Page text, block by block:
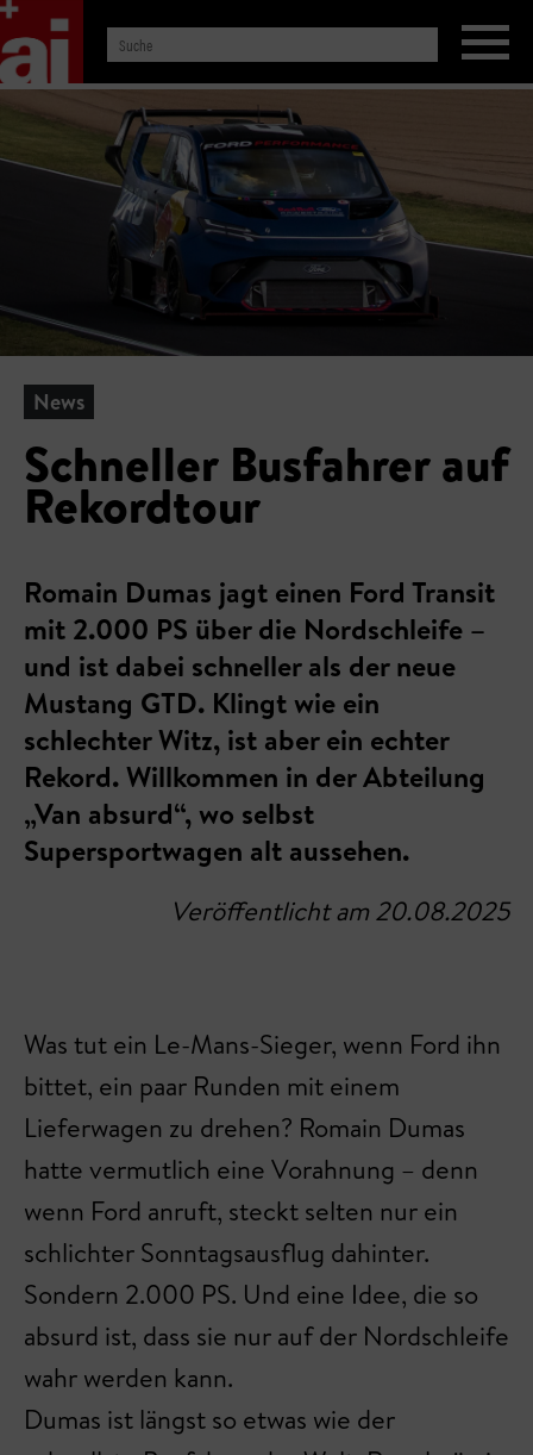
News
Schneller Busfahrer auf
Rekordtour
Romain Dumas jagt einen Ford Transit
mit 2.000 PS über die Nordschleife –
und ist dabei schneller als der neue
Mustang GTD. Klingt wie ein
schlechter Witz, ist aber ein echter
Rekord. Willkommen in der Abteilung
„Van absurd“, wo selbst
Supersportwagen alt aussehen.
Veröffentlicht am 20.08.2025
Was tut ein Le-Mans-Sieger, wenn Ford ihn
bittet, ein paar Runden mit einem
Lieferwagen zu drehen? Romain Dumas
hatte vermutlich eine Vorahnung – denn
wenn Ford anruft, steckt selten nur ein
schlichter Sonntagsausflug dahinter.
Sondern 2.000 PS. Und eine Idee, die so
absurd ist, dass sie nur auf der Nordschleife
wahr werden kann.
Dumas ist längst so etwas wie der